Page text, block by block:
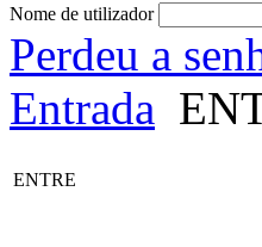
Nome de utilizador
Perdeu a
Entrada
ENTRE